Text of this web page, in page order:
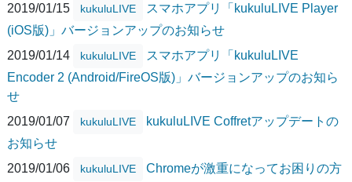
2019/01/15 kukuluLIVE
スマホアプリ「kukuluLIVE Player
(iOS版)」バージョンアップのお知らせ
2019/01/14
kukuluLIVE
スマホアプリ「kukuluLIVE
Encoder 2 (Android/FireOS版)」バージョンアップのお知ら
せ
2019/01/07
kukuluLIVE
kukuluLIVE Coffretアップデートの
お知らせ
2019/01/06
kukuluLIVE
Chromeが激重になってお困りの方